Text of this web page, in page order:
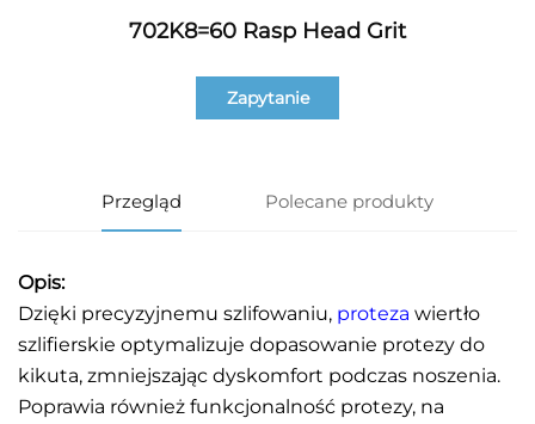
702K8=60 Rasp Head Grit
Zapytanie
Przegląd Polecane produkty
Opis:
Dzięki precyzyjnemu szlifowaniu, proteza wiertło
szlifierskie optymalizuje dopasowanie protezy do
kikuta, zmniejszając dyskomfort podczas noszenia.
Poprawia również funkcjonalność protezy, na